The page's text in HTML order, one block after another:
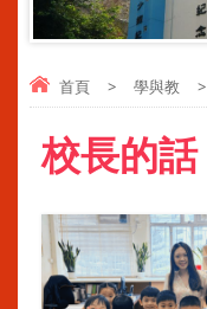
首頁 > 學與教 >
校長的話